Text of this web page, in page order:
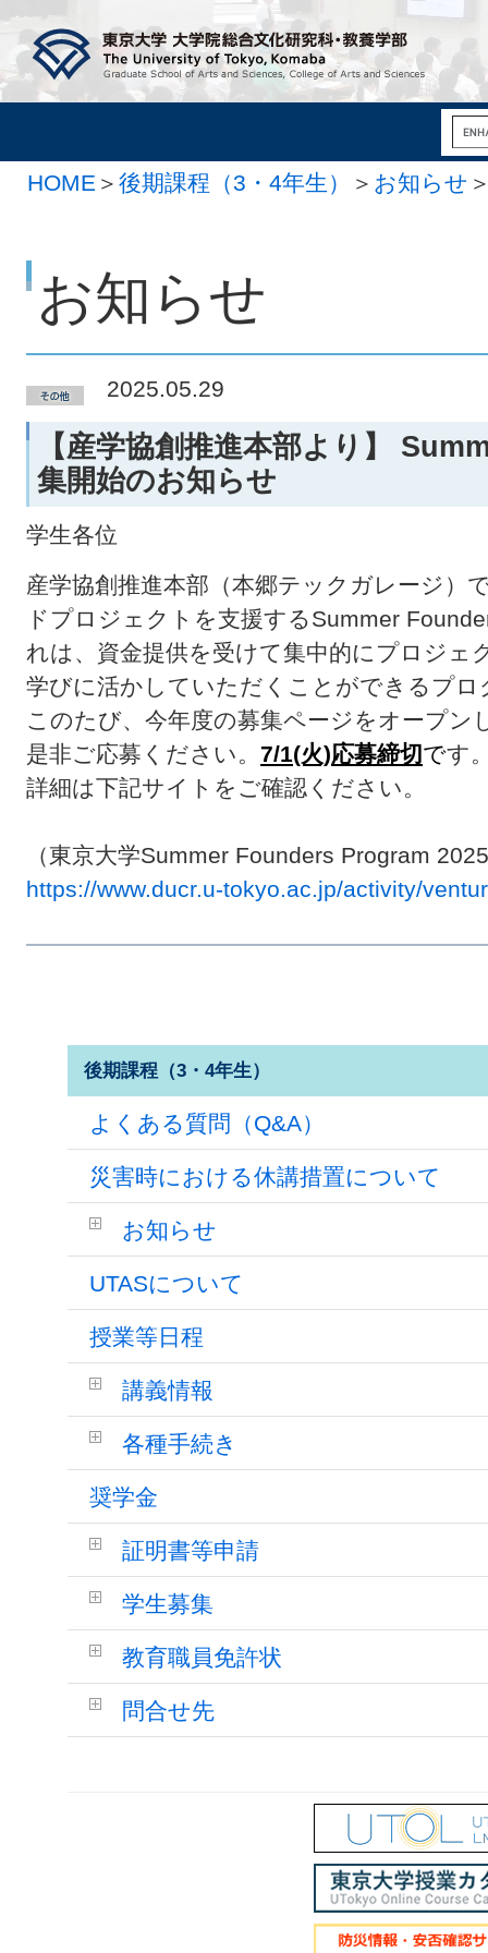
HOME ＞ 後期課程（3・4年生） ＞ お知らせ
お知らせ
2025.05.29
【産学協創推進本部より】
集開始のお知らせ
学生各位
産学協創推進本部（本郷テックガレージ）
ドプロジェクトを支援するSummer
れは、資金提供を受けて集中的にプロジ
学びに活かしていただくことができるプ
このたび、今年度の募集ページをオープン
是非ご応募ください。 7/1(火)応募締切です
詳細は下記サイトをご確認ください。
（東京大学Summer Founders Program
https://www.ducr.u-tokyo.ac.jp/activity/
後期課程（3・4年生）
よくある質問（Q&A）
災害時における休講措置について
お知らせ
UTASについて
授業等日程
講義情報
各種手続き
奨学金
証明書等申請
学生募集
教育職員免許状
問合せ先